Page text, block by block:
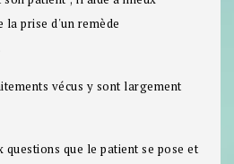
prise d'un remède
vécus y sont largement
que le patient se pose et